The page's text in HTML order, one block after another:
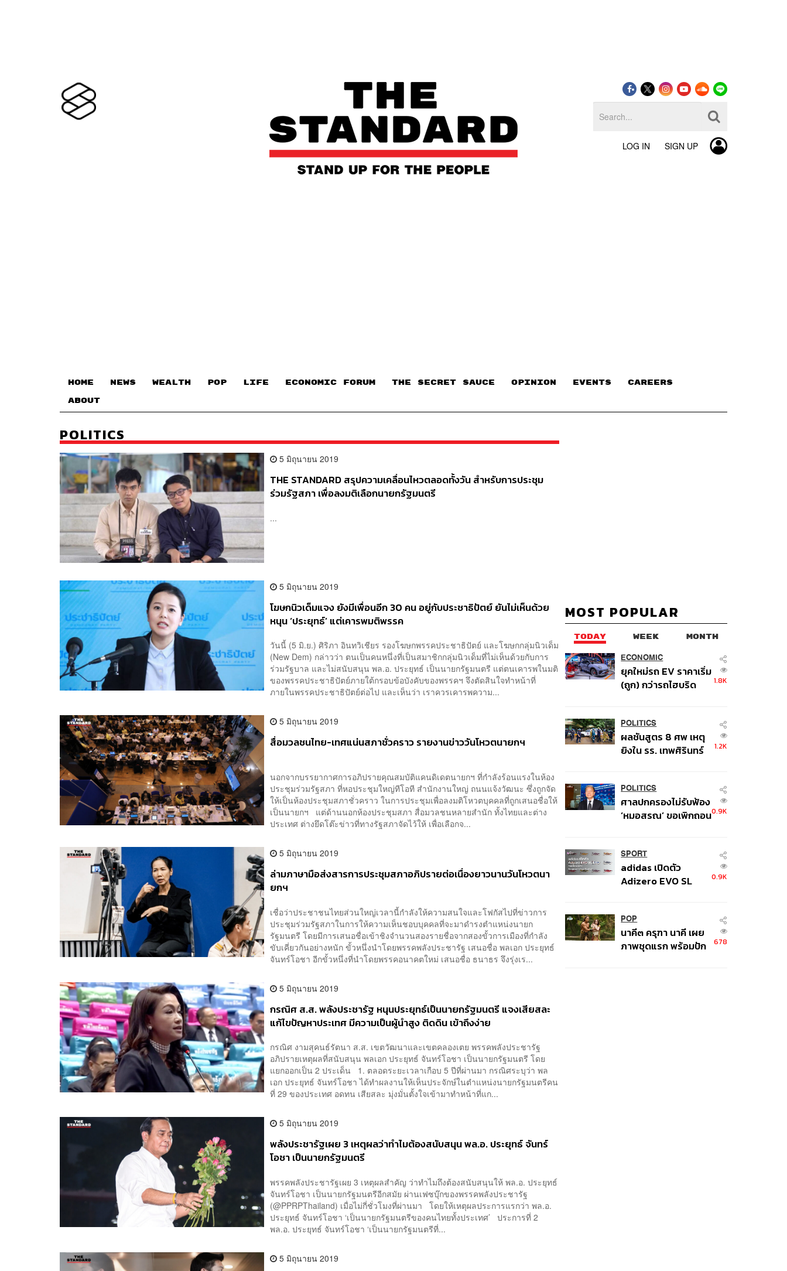
LOG IN SIGN UP
HOME NEWS WEALTH POP LIFE ECONOMIC FORUM THE SECRET SAUCE​ OPINION EVENTS CAREERS
ABOUT
POLITICS
5 มิถุนายน 2019
THE STANDARD สรุปความเคลื่อนไหวตลอดทั้งวัน สำหรับการประชุม
ร่วมรัฐสภา เพื่อลงมติเลือกนายกรัฐมนตรี
...
5 มิถุนายน 2019
โฆษกนิวเด็มแจง ยังมีเพื่อนอีก 30 คน อยู่กับประชาธิปัตย์ ยันไม่เห็นด้วย
หนุน ‘ประยุทธ์’ แต่เคารพมติพรรค
วันนี้ (5 มิ.ย.) ศิริภา อินทวิเชียร รองโฆษกพรรคประชาธิปัตย์ และโฆษกกลุ่มนิวเด็ม
(New Dem) กล่าวว่า ตนเป็นคนหนึ่งที่เป็นสมาชิกกลุ่มนิวเด็มที่ไม่เห็นด้วยกับการ
ร่วมรัฐบาล และไม่สนับสนุน พล.อ. ประยุทธ์ เป็นนายกรัฐมนตรี แต่ตนเคารพในมติ
ของพรรคประชาธิปัตย์ภายใต้กรอบข้อบังคับของพรรคฯ จึงตัดสินใจทำหน้าที่
ภายในพรรคประชาธิปัตย์ต่อไป และเห็นว่า เราควรเคารพความ...
5 มิถุนายน 2019
สื่อมวลชนไทย-เทศแน่นสภาชั่วคราว รายงานข่าววันโหวตนายกฯ
นอกจากบรรยากาศการอภิปรายคุณสมบัติแคนดิเดตนายกฯ ที่กำลังร้อนแรงในห้อง
ประชุมร่วมรัฐสภา ที่หอประชุมใหญ่ทีโอที สำนักงานใหญ่ ถนนแจ้งวัฒนะ ซึ่งถูกจัด
ให้เป็นห้องประชุมสภาชั่วคราว ในการประชุมเพื่อลงมติโหวตบุคคลที่ถูกเสนอชื่อให้
เป็นนายกฯ แต่ด้านนอกห้องประชุมสภา สื่อมวลชนหลายสำนัก ทั้งไทยและต่าง
ประเทศ ต่างยึดโต๊ะข่าวที่ทางรัฐสภาจัดไว้ให้ เพื่อเลือกจ...
5 มิถุนายน 2019
ล่ามภาษามือส่งสารการประชุมสภาอภิปรายต่อเนื่องยาวนานวันโหวตนา
ยกฯ
เชื่อว่าประชาชนไทยส่วนใหญ่เวลานี้กำลังให้ความสนใจและโฟกัสไปที่ข่าวการ
ประชุมร่วมรัฐสภาในการให้ความเห็นชอบบุคคลที่จะมาดำรงตำแหน่งนายก
รัฐมนตรี โดยมีการเสนอชื่อเข้าชิงจำนวนสองรายชื่อจากสองขั้วการเมืองที่กำลัง
ขับเคี่ยวกันอย่างหนัก ขั้วหนึ่งนำโดยพรรคพลังประชารัฐ เสนอชื่อ พลเอก ประยุทธ์
จันทร์โอชา อีกขั้วหนึ่งที่นำโดยพรรคอนาคตใหม่ เสนอชื่อ ธนาธร จึงรุ่งเร...
5 มิถุนายน 2019
กรณิศ ส.ส. พลังประชารัฐ​ หนุนประยุทธ์เป็นนายกรัฐมนตรี แจงเสียสละ
แก้ไขปัญหาประเทศ มีความเป็นผู้นำสูง ติดดิน เข้าถึงง่าย
กรณิศ งามสุคนธ์รัตนา ส.ส. เขตวัฒนาและเขตคลองเตย พรรคพลังประชารัฐ
อภิปรายเหตุผลที่สนับสนุน พลเอก ประยุทธ์ จันทร์โอชา เป็นนายกรัฐมนตรี โดย
แยกออกเป็น 2 ประเด็น 1. ตลอดระยะเวลาเกือบ 5 ปีที่ผ่านมา กรณิศระบุว่า พล
เอก ประยุทธ์ จันทร์โอชา ได้ทำผลงานให้เห็นประจักษ์ในตำแหน่งนายกรัฐมนตรีคน
ที่ 29 ของประเทศ อดทน เสียสละ มุ่งมั่นตั้งใจเข้ามาทำหน้าที่แก...
5 มิถุนายน 2019
พลังประชารัฐเผย 3 เหตุผลว่าทำไมต้องสนับสนุน พล.อ. ประยุทธ์ จันทร์
โอชา เป็นนายกรัฐมนตรี
พรรคพลังประชารัฐเผย 3 เหตุผลสำคัญ ว่าทำไมถึงต้องสนับสนุนให้ พล.อ. ประยุทธ์
จันทร์โอชา เป็นนายกรัฐมนตรีอีกสมัย ผ่านเฟซบุ๊กของพรรคพลังประชารัฐ
(@PPRPThailand) เมื่อไม่กี่ชั่วโมงที่ผ่านมา โดยให้เหตุผลประการแรกว่า พล.อ.
ประยุทธ์ จันทร์โอชา ‘เป็นนายกรัฐมนตรีของคนไทยทั้งประเทศ’ ประการที่ 2
พล.อ. ประยุทธ์ จันทร์โอชา ‘เป็นนายกรัฐมนตรีที่...
5 มิถุนายน 2019
MOST POPULAR
TODAY WEEK MONTH
ECONOMIC
ยุคใหม่รถ EV ราคาเริ่ม
(ถูก) กว่ารถไฮบริด
เกิดใหม่
1.8K
POLITICS
ผลชันสูตร 8 ศพ เหตุ
ยิงใน รร. เทพศิรินทร์
หน้าอก’ ครูถูกยิง 4 นัด
จากระยะไกล
1.2K
POLITICS
ศาลปกครองไม่รับฟ้อง
‘หมอสรณ’ ขอเพิกถอน
หาย
0.9K
SPORT
adidas เปิดตัว
Adizero EVO SL
Football
0.9K
POP
นาคี๓ ครุฑา นาคี เผย
ภาพชุดแรก พร้อมปัก
678